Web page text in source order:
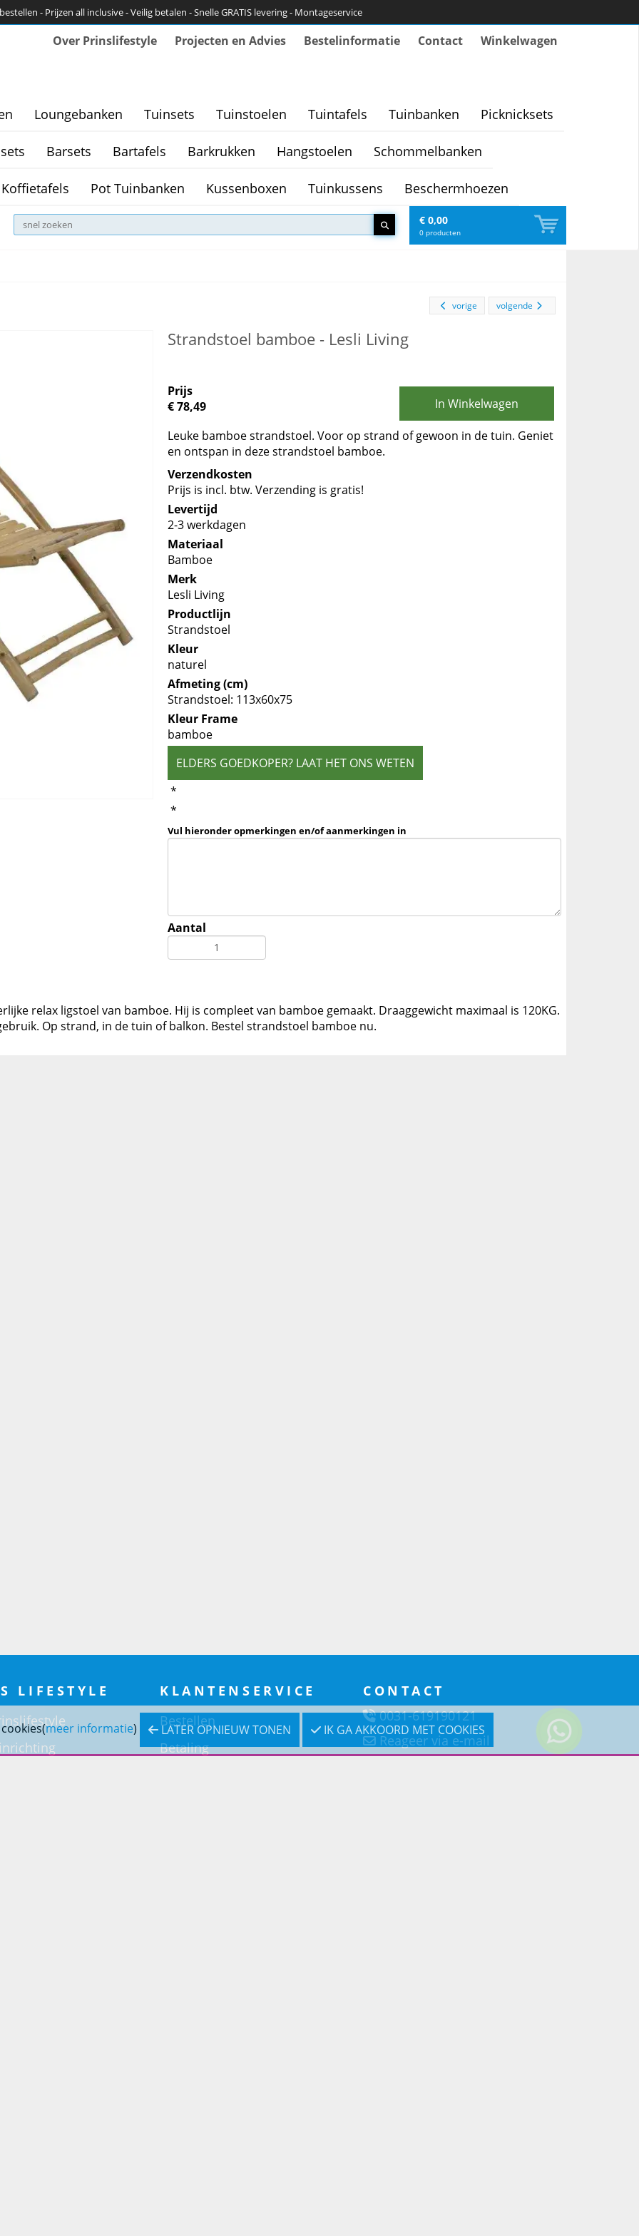
- Prijzen all inclusive - Veilig betalen - Snelle GRATIS levering - Montageservice
Over Prinslifestyle Projecten en Advies Bestelinformatie Contact Winkelwagen
Loungebanken Tuinsets Tuinstoelen Tuintafels Tuinbanken Picknicksets
Barsets Bartafels Barkrukken Hangstoelen Schommelbanken
Koffietafels Pot Tuinbanken Kussenboxen Tuinkussens Beschermhoezen
€ 0,00
0 producten
volgende
vorige
Strandstoel bamboe - Lesli Living
Prijs
€ 78,49
In Winkelwagen
Leuke bamboe strandstoel. Voor op strand of gewoon in de tuin. Geniet
en ontspan in deze strandstoel bamboe.
Verzendkosten
Prijs is incl. btw. Verzending is gratis!
Levertijd
2-3 werkdagen
Materiaal
Bamboe
Merk
Lesli Living
Productlijn
Strandstoel
Kleur
naturel
Afmeting (cm)
Strandstoel: 113x60x75
Kleur Frame
bamboe
ELDERS GOEDKOPER? LAAT HET ONS WETEN
*
*
Vul hieronder opmerkingen en/of aanmerkingen in
Aantal
relax ligstoel van bamboe. Hij is compleet van bamboe gemaakt. Draaggewicht maximaal is 120KG.
Op strand, in de tuin of balkon. Bestel strandstoel bamboe nu.
meer informatie) LATER OPNIEUW TONEN IK GA AKKOORD MET COOKIES
LIFESTYLE KLANTENSERVICE
Bestellen
Betaling
CONTACT
0031-619190121
Reageer via e-mail